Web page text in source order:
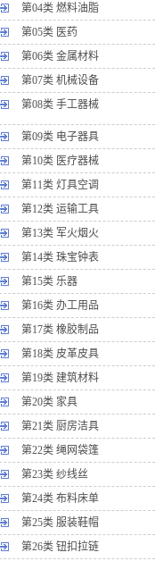
第04类 燃料油脂
第05类 医药
第06类 金属材料
第07类 机械设备
第08类 手工器械
第09类 电子器具
第10类 医疗器械
第11类 灯具空调
第12类 运输工具
第13类 军火烟火
第14类 珠宝钟表
第15类 乐器
第16类 办工用品
第17类 橡胶制品
第18类 皮革皮具
第19类 建筑材料
第20类 家具
第21类 厨房洁具
第22类 绳网袋篷
第23类 纱线丝
第24类 布料床单
第25类 服装鞋帽
第26类 钮扣拉链